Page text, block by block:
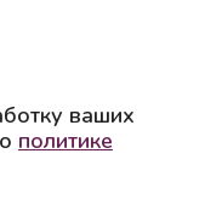
ваших
политике